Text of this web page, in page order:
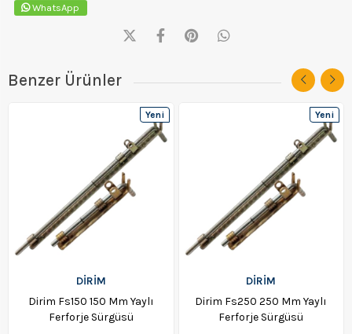
WhatsApp
Benzer Ürünler
DİRİM
Dirim Fs150 150 Mm Yaylı
Ferforje Sürgüsü
Yeni
Ürün
DİRİM
Dirim Fs250 250 Mm Yaylı
Ferforje Sürgüsü
Yeni
Ürün